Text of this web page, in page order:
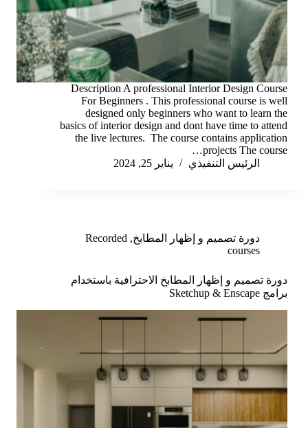
Description A professional Interior Design Course
For Beginners . This professional course is well
designed only beginners who want to learn the
basics of interior design and dont have time to attend
the live lectures. The course contains application
projects The course…
الرئيس التنفيذي
يناير 25, 2024
دورة تصميم و إظهار المطابخ,
Recorded
courses
دورة تصميم و إظهار المطابخ الاحترافية باستخدام
برامج Sketchup & Enscape